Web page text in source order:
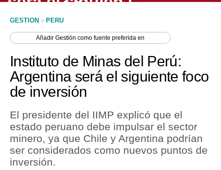
Economía
Mercados
Política
Finanzas Personales
GESTION > PERU
AñadirGestión como fuente preferida en
Instituto de Minas del Perú:
Argentina será el siguiente foco
de inversión
El presidente del IIMP explicó que el
estado peruano debe impulsar el sector
minero, ya que Chile y Argentina podrían
ser considerados como nuevos puntos de
inversión.